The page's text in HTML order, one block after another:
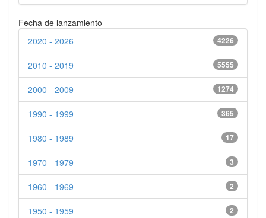
Fecha de lanzamiento
4226
2020 - 2026
5555
2010 - 2019
1274
2000 - 2009
365
1990 - 1999
17
1980 - 1989
3
1970 - 1979
2
1960 - 1969
2
1950 - 1959